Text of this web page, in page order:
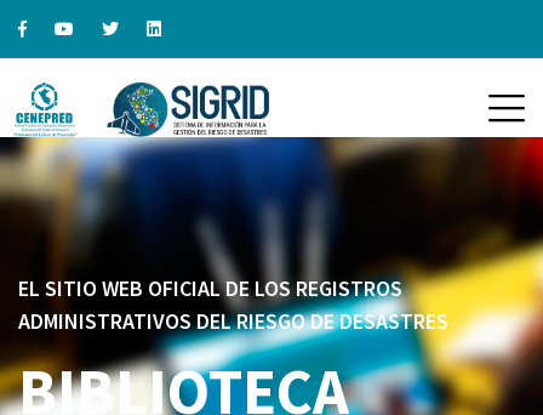
EL SITIO WEB OFICIAL DE LOS REGISTROS
ADMINISTRATIVOS DEL RIESGO DE DESASTRES
BIBLIOTECA